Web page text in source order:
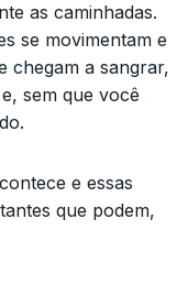
as caminhadas.
se movimentam e
chegam a sangrar,
sem que você
e essas
que podem,